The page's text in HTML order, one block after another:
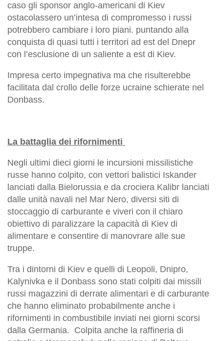
caso gli sponsor anglo-americani di Kiev
ostacolassero un’intesa di compromesso i russi
potrebbero cambiare i loro piani. puntando alla
conquista di quasi tutti i territori ad est del Dnepr
con l’esclusione di un saliente a est di Kiev.
Impresa certo impegnativa ma che risulterebbe
facilitata dal crollo delle forze ucraine schierate nel
Donbass.
La battaglia dei rifornimenti
Negli ultimi dieci giorni le incursioni missilistiche
russe hanno colpito, con vettori balistici Iskander
lanciati dalla Bielorussia e da crociera Kalibr lanciati
dalle unità navali nel Mar Nero, diversi siti di
stoccaggio di carburante e viveri con il chiaro
obiettivo di paralizzare la capacità di Kiev di
alimentare e consentire di manovrare alle sue
truppe.
Tra i dintorni di Kiev e quelli di Leopoli, Dnipro,
Kalynivka e il Donbass sono stati colpiti dai missili
russi magazzini di derrate alimentari e di carburante
che hanno eliminato probabilmente anche i
rifornimenti in combustibile inviati nei giorni scorsi
dalla Germania. Colpita anche la raffineria di